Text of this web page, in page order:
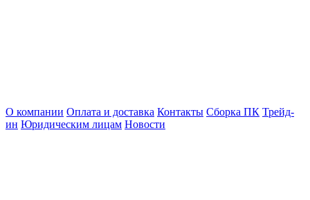
О компании Оплата и доставка Контакты Сборка ПК Трейд-
ин Юридическим лицам Новости